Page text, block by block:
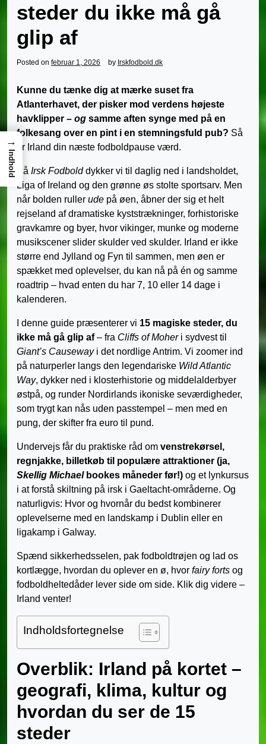
steder du ikke må gå
glip af
Posted on februar 1, 2026 by Irskfodbold.dk
Kunne du tænke dig at mærke suset fra
Atlanterhavet, der pisker mod verdens højeste
havklipper – og samme aften synge med på en
folkesang over en pint i en stemningsfuld pub? Så
er Irland din næste fodboldpause værd.
På Irsk Fodbolddykker vi til daglig ned i landsholdet,
Liga of Ireland og den grønne øs stolte sportsarv. Men
når bolden ruller ude på øen, åbner der sig et helt
rejseland af dramatiske kyststrækninger, forhistoriske
gravkamre og byer, hvor vikinger, munke og moderne
musikscener slider skulder ved skulder. Irland er ikke
større end Jylland og Fyn til sammen, men øen er
spækket med oplevelser, du kan nå på én og samme
roadtrip – hvad enten du har 7, 10 eller 14 dage i
kalenderen.
I denne guide præsenterer vi 15 magiske steder, du
ikke må gå glip af– fra Cliffs of Moheri sydvest til
Giant’s Causewayi det nordlige Antrim. Vi zoomer ind
på naturperler langs den legendariske Wild Atlantic
Way, dykker ned i klosterhistorie og middelalderbyer
østpå, og runder Nordirlands ikoniske seværdigheder,
som trygt kan nås uden passtempel – men med en
pung, der skifter fra euro til pund.
Undervejs får du praktiske råd om venstrekørsel,
regnjakke, billetkøb til populære attraktioner (ja,
Skellig Michaelbookes måneder før!) og et lynkursus
i at forstå skiltning på irsk i Gaeltacht-områderne. Og
naturligvis: Hvor og hvornår du bedst kombinerer
oplevelserne med en landskamp i Dublin eller en
ligakamp i Galway.
Spænd sikkerhedsselen, pak fodboldtrøjen og lad os
kortlægge, hvordan du oplever en ø, hvor fairy forts og
fodboldheltedåder lever side om side. Klik dig videre –
Irland venter!
Indholdsfortegnelse
Overblik: Irland på kortet –
geografi, klima, kultur og
hvordan du ser de 15
steder
→
Indhold